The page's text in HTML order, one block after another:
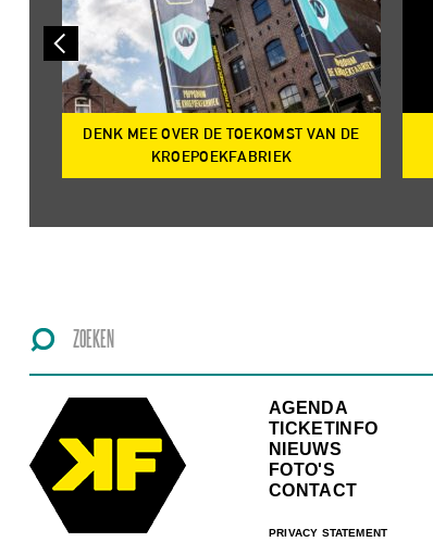
DENK MEE OVER DE TOEKOMST VAN DE
KROEPOEKFABRIEK
AGENDA
TICKETINFO
NIEUWS
FOTO'S
CONTACT
PRIVACY STATEMENT